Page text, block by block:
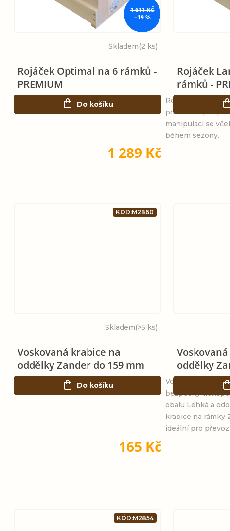
d
u
k
r
o
1 611 KČ
–19 %
Rojáček Optimal na 6 rámků -
PREMIUM
Skladem(2 ks)
1 289 Kč
Do košíku
Rojáček Optimal
pomocník pro
manipulaci se
během sezóny.
Rojáček
rámků -
Voskovaná krabice na
oddělky Zander do 159 mm
Skladem(>5 ks)
165 Kč
Do košíku
Voskovaná
bezpečný
obalu Lehká a
krabice na rámky
ideální pro
KÓD:M2860
oddělky
KÓD:M2854